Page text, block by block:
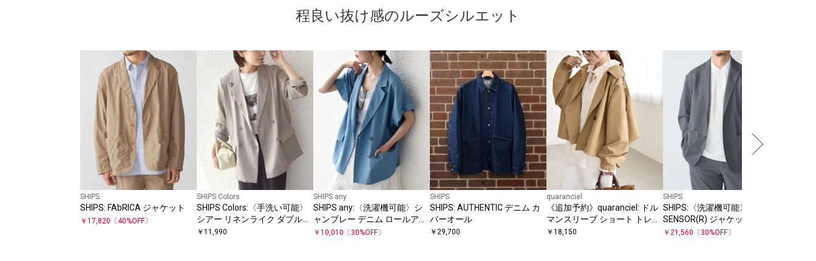
程良い抜け感のルーズシルエット
SHIPS
SHIPS: FAbRICA ジャケット
￥ 17,820 〔40%OFF〕
SHIPS Colors
SHIPS Colors:〈手洗い可能〉
シアー リネンライク ダブルジ
ャケット◇
￥ 11,990
SHIPS any
SHIPS any:〈洗濯機可能〉シ
ャンブレー デニム ロールアッ
プ シャツ ジャケット
￥ 10,010 〔 30%OFF〕
SHIPS
SHIPS: AUTHENTIC デニム カ
バーオール
￥ 29,700
quaranciel
《追加予約》quaranciel: ドル
マンスリーブ ショート トレン
チ コート
￥ 18,150
SHIPS
SHIPS:〈洗濯機可能〉FIELD
SENSOR(R) ジャケット(セッ
トアップ対応)
￥ 21,560 〔 30%OFF〕